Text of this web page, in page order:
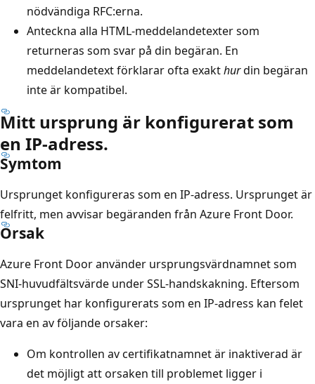
nödvändiga RFC:erna.
Anteckna alla HTML-meddelandetexter som
returneras som svar på din begäran. En
meddelandetext förklarar ofta exakthurdin begäran
inte är kompatibel.
Mitt ursprung är konfigurerat som
en IP-adress.
Symtom
Ursprunget konfigureras som en IP-adress. Ursprunget är
felfritt, men avvisar begäranden från Azure Front Door.
Orsak
Azure Front Door använder ursprungsvärdnamnet som
SNI-huvudfältsvärde under SSL-handskakning. Eftersom
ursprunget har konfigurerats som en IP-adress kan felet
vara en av följande orsaker:
Om kontrollen av certifikatnamnet är inaktiverad är
det möjligt att orsaken till problemet ligger i